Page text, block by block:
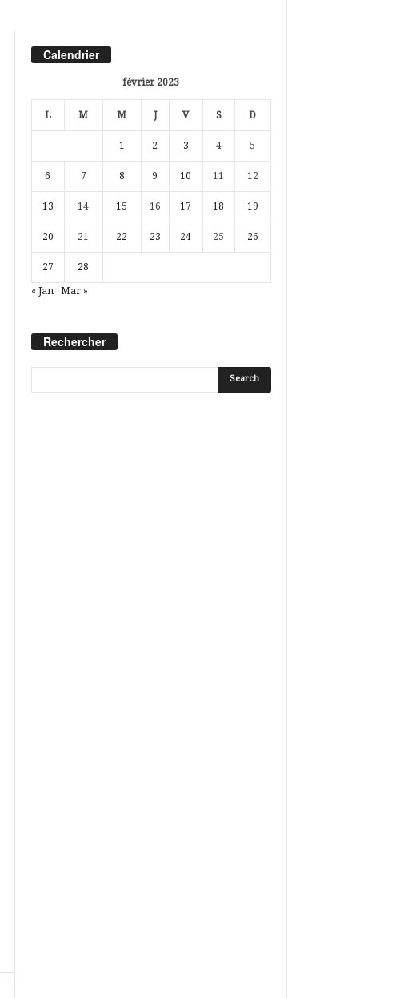
Calendrier
février 2023
L M M J V S D
1 2 3 4 5
6 7 8 9 10 11 12
13 14 15 16 17 18 19
20 21 22 23 24 25 26
27 28
« Jan Mar »
Rechercher